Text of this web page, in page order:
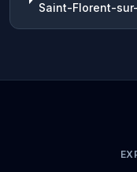
Saint-Florent-